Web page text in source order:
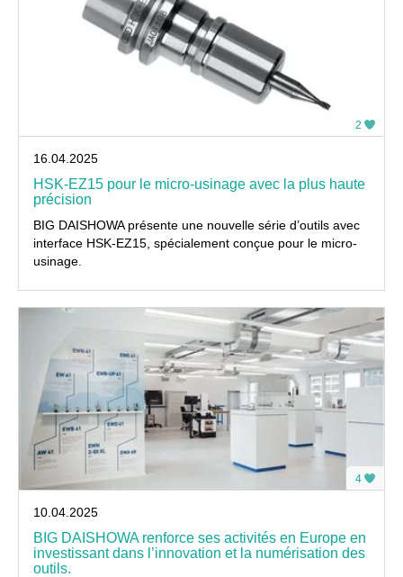
2
16.04.2025
HSK-EZ15 pour le micro-usinage avec la plus haute
précision
BIG DAISHOWA présente une nouvelle série d’outils avec
interface HSK-EZ15, spécialement conçue pour le micro-
usinage.
4
10.04.2025
BIG DAISHOWA renforce ses activités en Europe en
investissant dans l’innovation et la numérisation des
outils.